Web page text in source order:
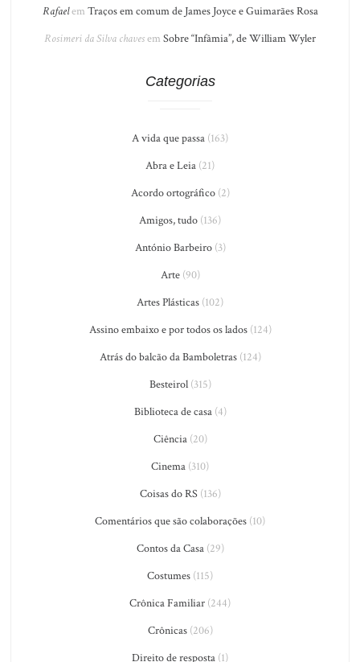
Rafaelem Traços em comum de James Joyce e Guimarães Rosa
Rosimeri da Silva chavesem Sobre “Infâmia”, de William Wyler
Categorias
A vida que passa (163)
Abra e Leia (21)
Acordo ortográfico(2)
Amigos, tudo (136)
António Barbeiro(3)
Arte(90)
Artes Plásticas (102)
Assino embaixo e por todos os lados(124)
Atrás do balcão da Bamboletras(124)
Besteirol(315)
Biblioteca de casa(4)
Ciência(20)
Cinema (310)
Coisas do RS(136)
Comentários que são colaborações (10)
Contos da Casa(29)
Costumes (115)
Crônica Familiar (244)
Crônicas(206)
Direito de resposta (1)